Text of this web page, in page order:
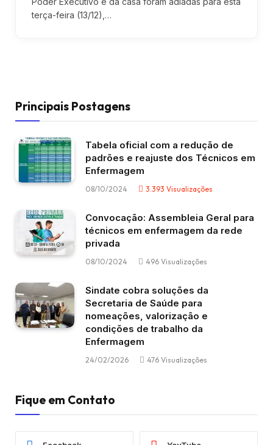
terça-feira (13/12),…
Principais Postagens
Tabela oficial com a redução de
padrões e reajuste dos Técnicos em
Enfermagem
08/10/2024 3.393 Visualizações
Convocação: Assembleia Geral para
técnicos em enfermagem da rede
privada
08/10/2024 496 Visualizações
Sindate cobra soluções da
Secretaria de Saúde para
nomeações, valorização e
condições de trabalho da
Enfermagem
24/02/2026 476 Visualizações
Fique em Contato